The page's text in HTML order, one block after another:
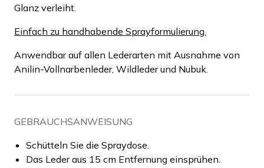
Glanz verleiht.
Einfach zu handhabende Sprayformulierung.
Anwendbar auf allen Lederarten mit Ausnahme von
Anilin-Vollnarbenleder, Wildleder und Nubuk.
GEBRAUCHSANWEISUNG
Schütteln Sie die Spraydose.
Das Leder aus 15 cm Entfernung einsprühen.